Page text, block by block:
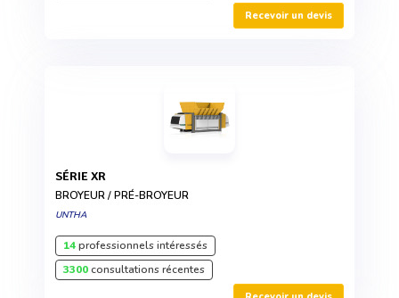
Recevoir un devis
SÉRIE XR
BROYEUR / PRÉ-BROYEUR
UNTHA
14professionnels intéressés
3300consultations récentes